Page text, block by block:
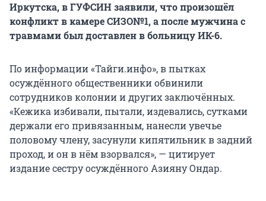
Иркутска, в ГУФСИН заявили, что произошёл
конфликт в камере СИЗО№1, а после мужчина с
травмами был доставлен в больницу ИК-6.
По информации «Тайги.инфо», в пытках
осуждённого общественники обвинили
сотрудников колонии и других заключённых.
«Кежика избивали, пытали, издевались, сутками
держали его привязанным, нанесли увечье
половому члену, засунули кипятильник в задний
проход, и он в нём взорвался», — цитирует
издание сестру осуждённого Азияну Ондар.